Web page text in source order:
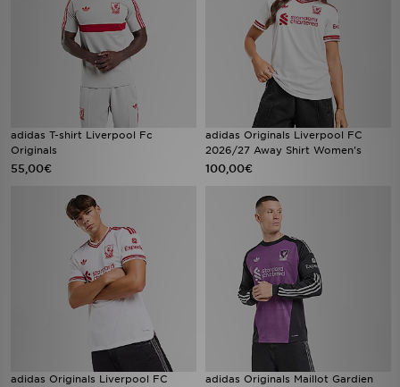
adidas T-shirt Liverpool Fc
Originals
55,00€
adidas Originals Liverpool FC
2026/27 Away Shirt Women's
100,00€
adidas Originals Liverpool FC
adidas Originals Maillot Gardien